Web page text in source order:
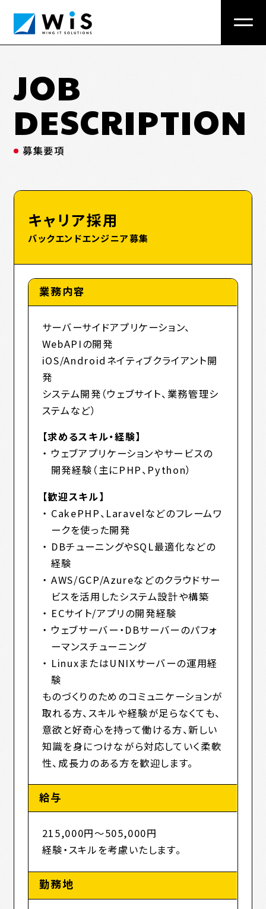
（WIS）※ 旧：カテル の採用サイトです。
INTERVIEW
働く人&仕事を知る
ITエンジニア座談会
お仕事紹介
ABOUT
会社を知る
JOB DESCRIPTION
JOB
DESCRIPTION
募集要項
キャリア採用
バックエンドエンジニア募集
業務内容
サーバーサイドアプリケーション、
WebAPIの開発
iOS/Androidネイティブクライアント開
発
システム開発（ウェブサイト、業務管理シ
ステムなど）
【求めるスキル・経験】
ウェブアプリケーションやサービスの
開発経験（主にPHP、Python）
【歓迎スキル】
CakePHP、Laravelなどのフレームワ
ークを使った開発
DBチューニングやSQL最適化などの
経験
AWS/GCP/Azureなどのクラウドサー
ビスを活用したシステム設計や構築
ECサイト/アプリの開発経験
ウェブサーバー・DBサーバーのパフォ
ーマンスチューニング
LinuxまたはUNIXサーバーの運用経
験
ものづくりのためのコミュニケーションが
取れる方、スキルや経験が足らなくても、
意欲と好奇心を持って働ける方、新しい
知識を身につけながら対応していく柔軟
性、成長力のある方を歓迎します。
給与
215,000円～505,000円
経験・スキルを考慮いたします。
勤務地